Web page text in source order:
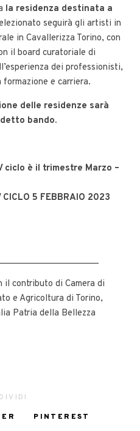
la residenza destinata a
seguirà gli artisti in
in Cavallerizza Torino, con
il board curatoriale di
dei professionisti,
e carriera.
delle residenze sarà
bando.
ciclo è il trimestre Marzo –
CICLO 5 FEBBRAIO 2023
_______________
il contributo di Camera di
e Agricoltura di Torino,
Patria della Bellezza
PINTEREST